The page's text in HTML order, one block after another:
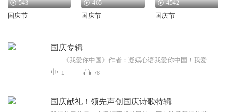
543
国庆节
465
国庆节
4542
国庆节
国庆专辑
1 78
国庆献礼！领先声创国庆诗歌特辑